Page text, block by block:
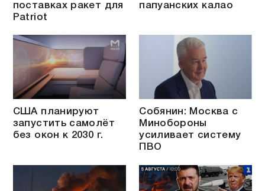
поставках ракет для
Patriot
папуанских калао
США планируют
запустить самолёт
без окон к 2030 г.
Собянин: Москва с
Минобороны
усиливает систему
ПВО